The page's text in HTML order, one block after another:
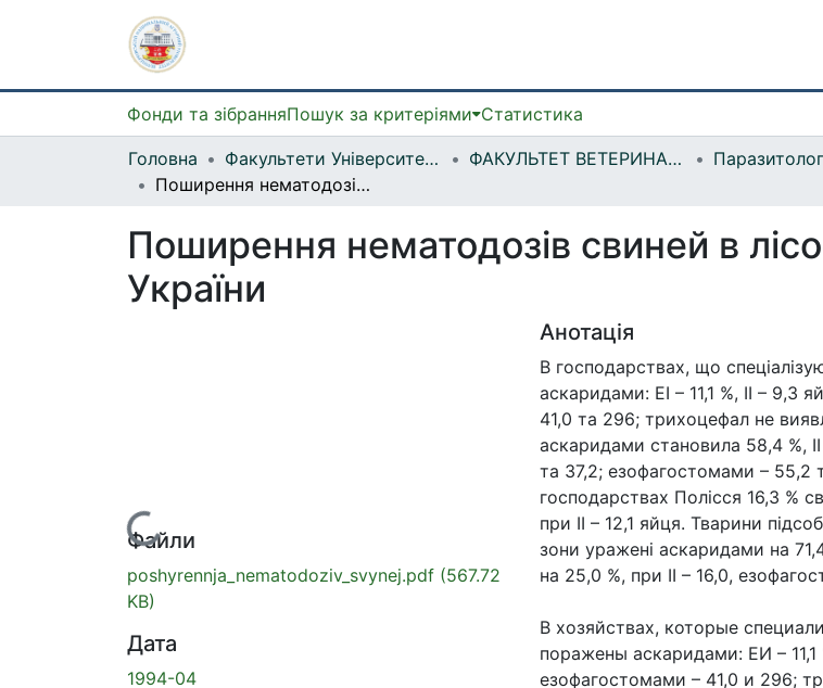
Фонди та зібранняПошук за критеріями Статистика
Головна Факультети Університету ФАКУЛЬТЕТ ВЕТЕРИНАРНОЇ МЕДИЦИНИ
Поширення нематодозів свиней в лісостеповій та поліській зонах України
Поширення нематодозів свиней в
України
Вантажиться...
Файли
poshyrennja_nematodoziv_svynej.pdf (567.72
KB)
Дата
1994-04
Анотація
В господарствах, що
аскаридами: ЕІ – 11,1 %, ІІ – 9,3
41,0 та 296; трихоцефал не
аскаридами становила 58,4 %,
та 37,2; езофагостомами – 55,2
господарствах Полісся 16,3 %
при ІІ – 12,1 яйця. Тварини
зони уражені аскаридами на
на 25,0 %, при ІІ – 16,0,
В хозяйствах, которые
поражены аскаридами: ЕИ – 11,1
езофагостомами – 41,0 и 296;